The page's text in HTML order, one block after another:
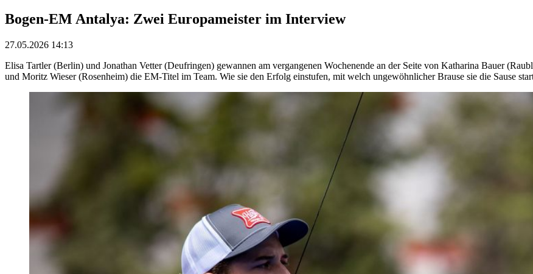
Bogen-EM Antalya: Zwei Europameister im Interview
27.05.2026 14:13
Elisa Tartler (Berlin) und Jonathan Vetter (Deufringen) gewannen am vergangenen Wochenende an der Seite von Katharina Bauer
und Moritz Wieser (Rosenheim) die EM-Titel im Team. Wie sie den Erfolg einstufen, mit welch ungewöhnlicher Brause sie die Sause